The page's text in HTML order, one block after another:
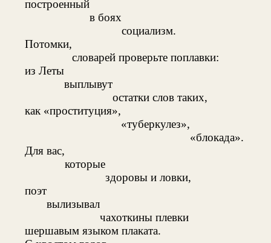
построенный
в боях
социализм.
Потомки,
словарей проверьте поплавки:
из Леты
выплывут
остатки слов таких,
как «проституция»,
«туберкулез»,
«блокада».
Для вас,
которые
здоровы и ловки,
поэт
вылизывал
чахоткины плевки
шершавым языком плаката.